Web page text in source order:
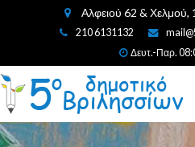
Αλφειού 62 & Χελμού,
210 6131132
Δευτ.-Παρ.